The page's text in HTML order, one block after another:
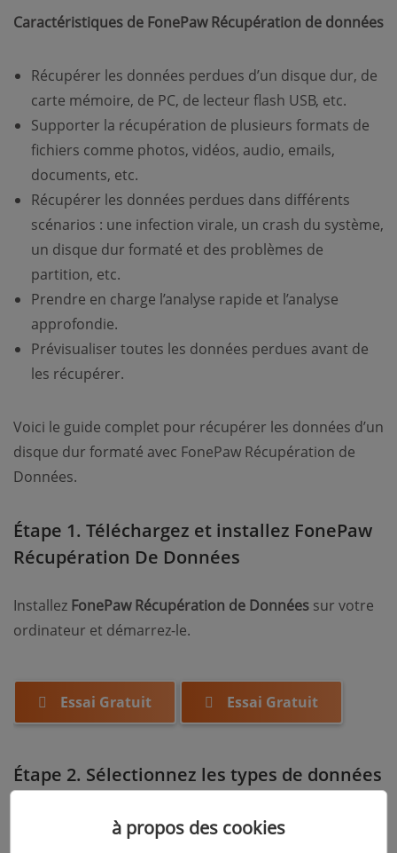
Caractéristiques de FonePaw Récupération de données
Récupérer les données perdues d’un disque dur, de
carte mémoire, de PC, de lecteur flash USB, etc.
Supporter la récupération de plusieurs formats de
fichiers comme photos, vidéos, audio, emails,
documents, etc.
Récupérer les données perdues dans différents
scénarios : une infection virale, un crash du système,
un disque dur formaté et des problèmes de
partition, etc.
Prendre en charge l’analyse rapide et l’analyse
approfondie.
Prévisualiser toutes les données perdues avant de
les récupérer.
Voici le guide complet pour récupérer les données d’un
disque dur formaté avec FonePaw Récupération de
Données.
Étape 1. Téléchargez et installez FonePaw
Récupération De Données
Installez FonePaw Récupération de Données sur votre
ordinateur et démarrez-le.
Essai Gratuit Essai Gratuit
Étape 2. Sélectionnez les types de données
à propos des cookies